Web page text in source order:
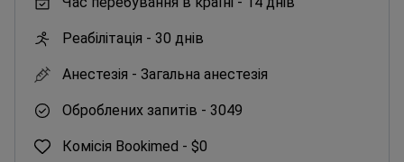
Реабілітація - 30 днів
Анестезія - Загальна анестезія
Оброблених запитів - 3049
Комісія Bookimed - $0